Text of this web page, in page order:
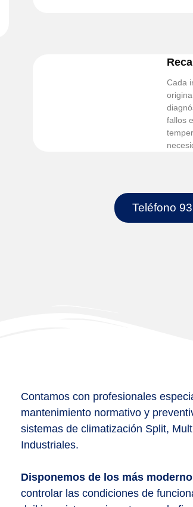
Cada
fallos
Teléfono
Contamos con profesionales
mantenimiento normativo y
sistemas de climatización Split,
Industriales.
Disponemos de los más
controlar las condiciones de